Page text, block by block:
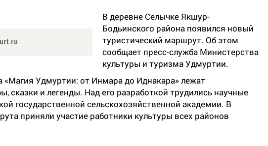
В деревне Селычке Якшур-
Бодьинского района появился новый
туристический маршрут. Об этом
сообщает пресс-служба Министерства
культуры и туризма Удмуртии.
«Магия Удмуртии: от Инмара до Иднакара» лежат
сказки и легенды. Над его разработкой трудились научные
государственной сельскохозяйственной академии. В
приняли участие работники культуры всех районов